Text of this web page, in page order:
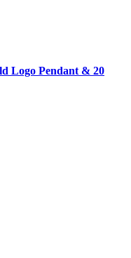
Logo Pendant & 20